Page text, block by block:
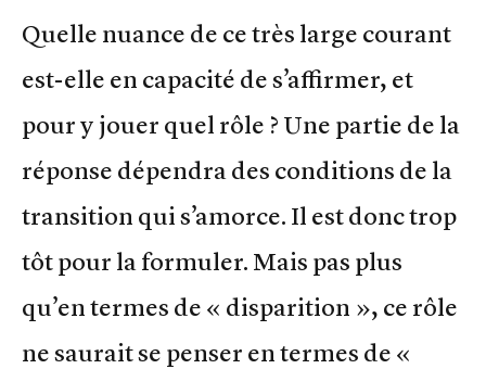
Quelle nuance de ce très large courant
est-elle en capacité de s’affirmer, et
pour y jouer quel rôle ? Une partie de la
réponse dépendra des conditions de la
transition qui s’amorce. Il est donc trop
tôt pour la formuler. Mais pas plus
qu’en termes de « disparition », ce rôle
ne saurait se penser en termes de «